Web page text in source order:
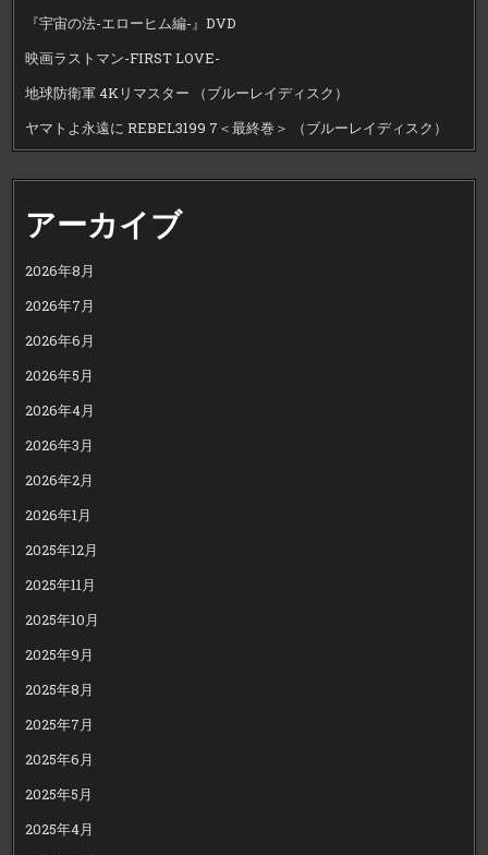
『宇宙の法-エローヒム編-』DVD
映画ラストマン-FIRST LOVE-
地球防衛軍 4Kリマスター （ブルーレイディスク）
ヤマトよ永遠に REBEL3199 7＜最終巻＞ （ブルーレイディスク）
アーカイブ
2026年8月
2026年7月
2026年6月
2026年5月
2026年4月
2026年3月
2026年2月
2026年1月
2025年12月
2025年11月
2025年10月
2025年9月
2025年8月
2025年7月
2025年6月
2025年5月
2025年4月